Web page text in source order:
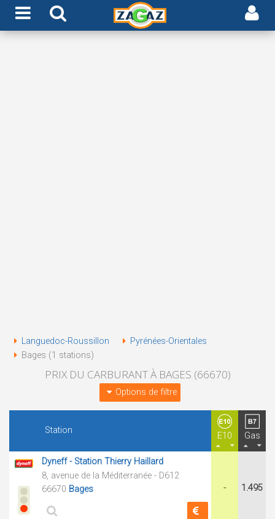
Languedoc-Roussillon
Pyrénées-Orientales
Bages (1 stations)
PRIX DU CARBURANT À BAGES (66670)
Options de filtre
Station
E10 Gas
Dyneff - Station Thierry Haillard
8, avenue de la Méditerranée - D612
66670 Bages - 1.495